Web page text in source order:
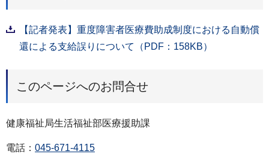
【記者発表】重度障害者医療費助成制度における自動償
還による支給誤りについて（PDF：158KB）
このページへのお問合せ
健康福祉局生活福祉部医療援助課
電話： 045-671-4115